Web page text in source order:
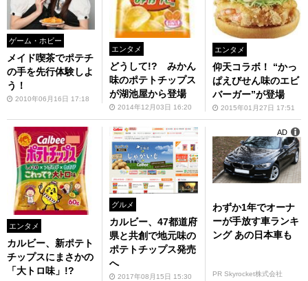
ゲーム・ホビー
メイド喫茶でポテチ
の手を先行体験しよ
う！
2010年06月16日 17:18
エンタメ
どうして!? みかん
味のポテトチップス
が湖池屋から登場
2014年12月03日 16:20
エンタメ
仰天コラボ！ “かっ
ぱえびせん味のエビ
バーガー”が登場
2015年01月27日 17:51
エンタメ
カルビー、新ポテト
チップスにまさかの
「大トロ味」!?
グルメ
カルビー、47都道府
県と共創で地元味の
ポテトチップス発売
へ
2017年08月15日 15:30
わずか1年でオーナ
ーが手放す車ランキ
ング あの日本車も
PR Skyrocket株式会社
AD